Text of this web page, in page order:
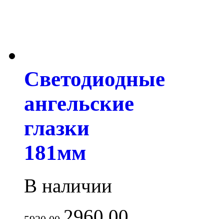
Светодиодные
ангельские
глазки
181мм
В наличии